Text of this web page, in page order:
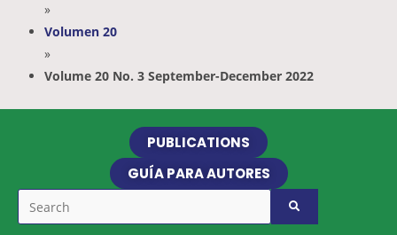
»
Volumen 20
»
Volume 20 No. 3 September-December 2022
PUBLICATIONS
GUÍA PARA AUTORES